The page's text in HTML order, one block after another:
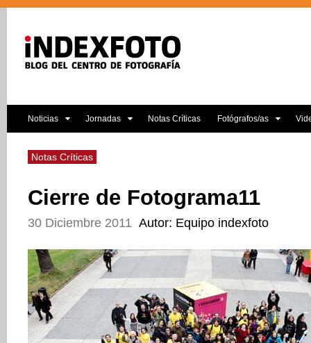
Noticias Jornadas Notas Críticas Fotógrafos/as
Notas Críticas
Cierre de Fotograma11
30 Diciembre 2011 Autor: Equipo indexfoto